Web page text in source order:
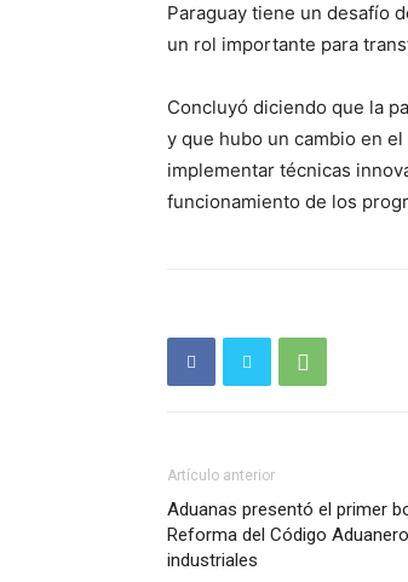
Paraguay tiene un desafío
un rol importante para
Concluyó diciendo que la
y que hubo un cambio en
implementar técnicas
funcionamiento de los
Artículo anterior
Aduanas presentó el primer
Reforma del Código
industriales